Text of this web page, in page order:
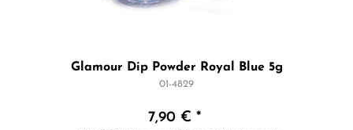
Glamour Dip Powder Royal Blue 5g
01-4829
7,90 € *